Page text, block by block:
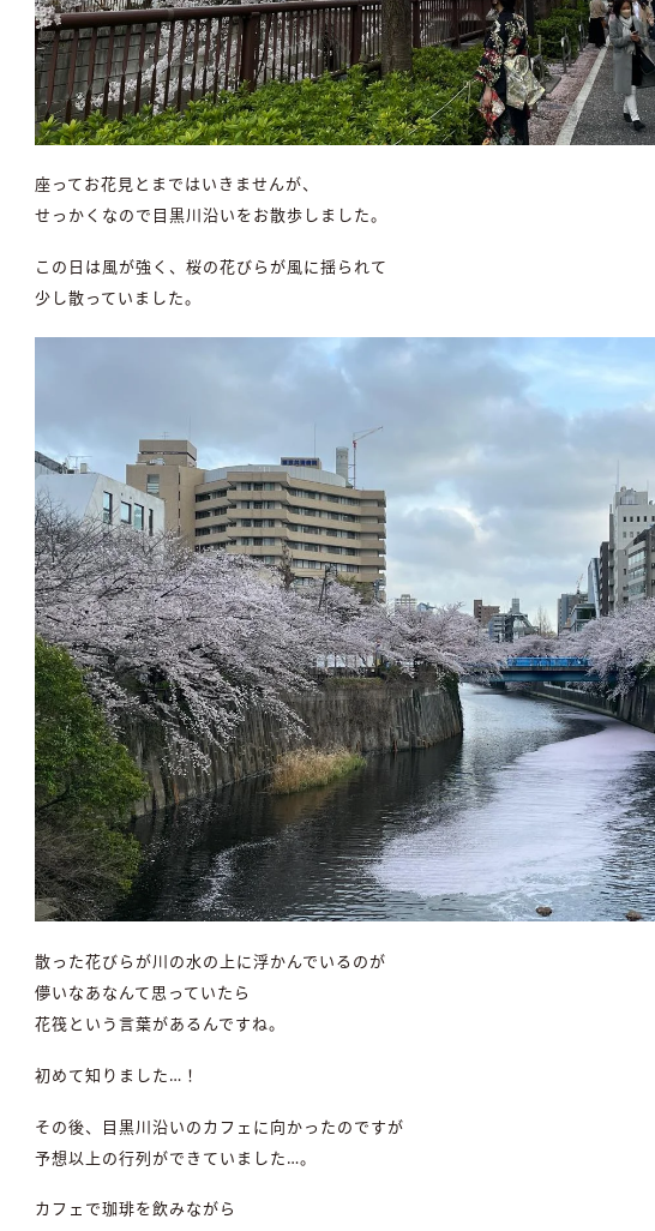
座ってお花見とまではいきませんが、
せっかくなので目黒川沿いをお散歩しました。
この日は風が強く、桜の花びらが風に揺られて
少し散っていました。
散った花びらが川の水の上に浮かんでいるのが
儚いなあなんて思っていたら
花筏という言葉があるんですね。
初めて知りました…！
その後、目黒川沿いのカフェに向かったのですが
予想以上の行列ができていました…。
カフェで珈琲を飲みながら